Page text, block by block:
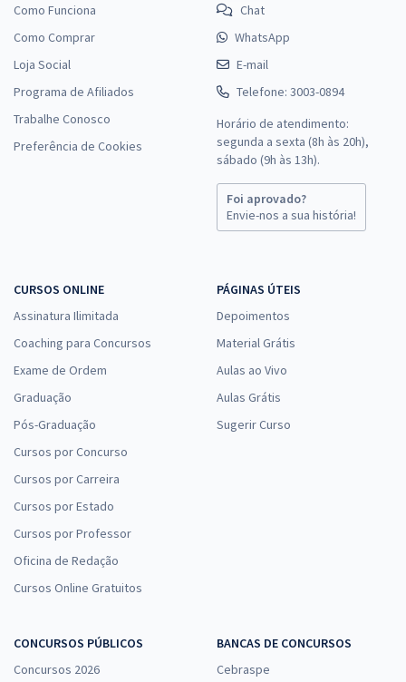
Como Funciona
Como Comprar
Loja Social
Programa de Afiliados
Trabalhe Conosco
Preferência de Cookies
Chat
WhatsApp
E-mail
Telefone: 3003-0894
Horário de atendimento:
segunda a sexta (8h às 20h),
sábado (9h às 13h).
Foi aprovado?
Envie-nos a sua história!
CURSOS ONLINE
Assinatura Ilimitada
Coaching para Concursos
Exame de Ordem
Graduação
Pós-Graduação
Cursos por Concurso
Cursos por Carreira
Cursos por Estado
Cursos por Professor
Oficina de Redação
Cursos Online Gratuitos
PÁGINAS ÚTEIS
Depoimentos
Material Grátis
Aulas ao Vivo
Aulas Grátis
Sugerir Curso
CONCURSOS PÚBLICOS
Concursos 2026
BANCAS DE CONCURSOS
Cebraspe